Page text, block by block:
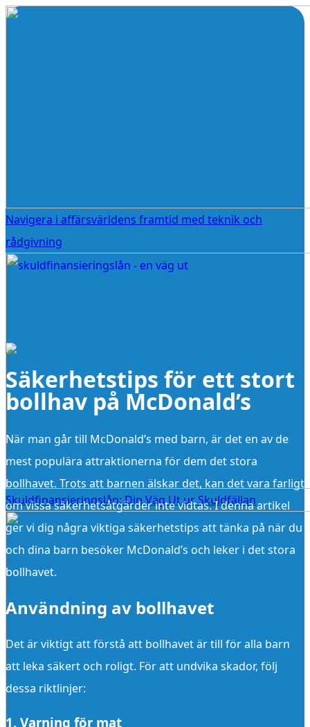
Navigera i affärsvärldens framtid med teknik och
rådgivning
Skuldfinansieringslån: Din Väg Ut ur Skuldfällan
Säkerhetstips för ett stort
bollhav på McDonald’s
När man går till McDonald’s med barn, är det en av de
mest populära attraktionerna för dem det stora
bollhavet. Trots att barnen älskar det, kan det vara farligt
om vissa säkerhetsåtgärder inte vidtas. I denna artikel
ger vi dig några viktiga säkerhetstips att tänka på när du
och dina barn besöker McDonald’s och leker i det stora
bollhavet.
Användning av bollhavet
Det är viktigt att förstå att bollhavet är till för alla barn
att leka säkert och roligt. För att undvika skador, följ
dessa riktlinjer:
1. Varning för mat